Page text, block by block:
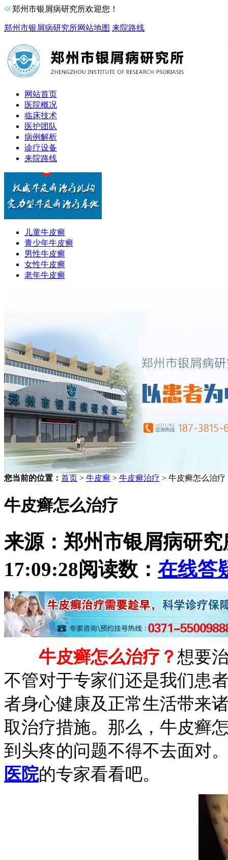
郑州市银屑病研究所欢迎您！
郑州市银屑病研究所网站地图 来院路线
网站首页
医院概况
临床技术
医护团队
病例解析
诊疗设备
来院路线
儿童牛皮癣
青少年牛皮癣
男性牛皮癣
女性牛皮癣
老年牛皮癣
您当前的位置： 首页 > 牛皮癣 > 牛皮癣治疗 > 牛皮癣怎么治疗
牛皮癣怎么治疗
来源：郑州市银屑病研究
17:09:28阅读数： 在线答
牛皮癣怎么治疗？想要
不管对于专家们还是我们患
者身心健康及正常生活带来
取治疗措施。那么，牛皮癣
到头疼的问题不得不去面对
医院的专家看看吧。